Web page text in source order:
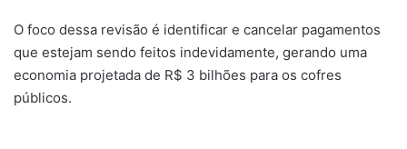
O foco dessa revisão é identificar e cancelar pagamentos
que estejam sendo feitos indevidamente, gerando uma
economia projetada de R$ 3 bilhões para os cofres
públicos.